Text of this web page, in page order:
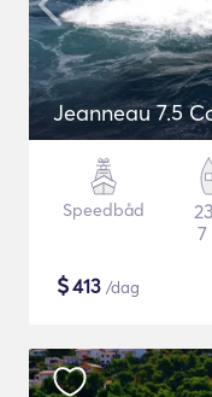
Jeanneau 7.5
Speedbåd
7
$413 /dag